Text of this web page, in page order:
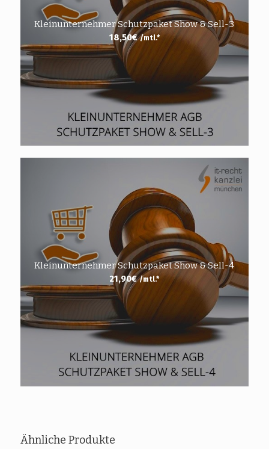
Kleinunternehmer Schutzpaket Show & Sell-3
18,50€ /mtl.*
Kleinunternehmer Schutzpaket Show & Sell-4
21,90€ /mtl.*
Ähnliche Produkte